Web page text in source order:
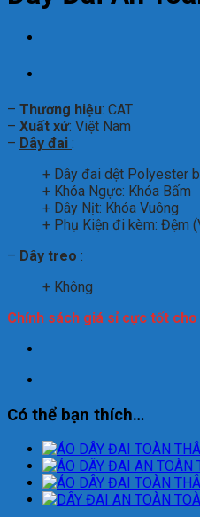
– Thương hiệu: CAT
– Xuất xứ: Việt Nam
– Dây đai :
+ Dây đai dệt Polyester
+ Khóa Ngực: Khóa Bấm
+ Dây Nịt: Khóa Vuông
+ Phụ Kiện đi kèm: Đệm
– Dây treo :
+ Không
Chính sách giá sỉ cực tốt
Có thể bạn thích…